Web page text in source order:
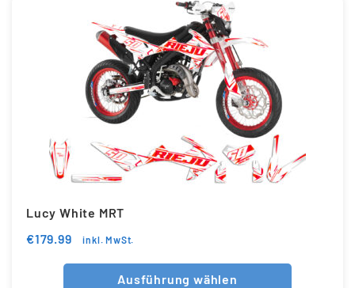
Lucy White MRT
€179.99 inkl. MwSt.
Ausführung wählen